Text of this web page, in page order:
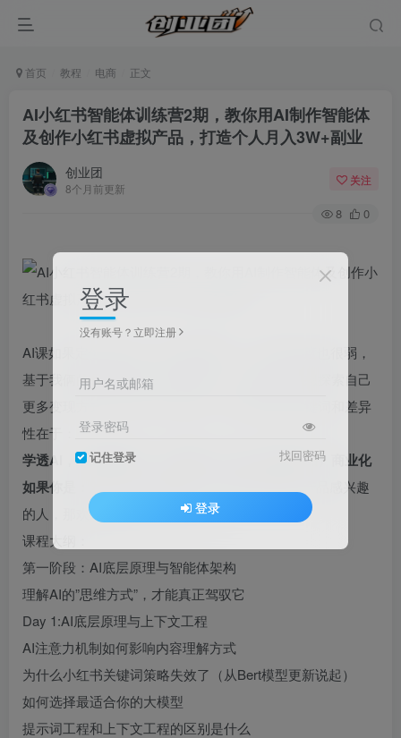
首页 教程 电商 正文
AI小红书智能体训练营2期，教你用AI制作智能体
及创作小红书虚拟产品，打造个人月入3W+副业
创业团
8个月前更新
关注
8 0
AI课如果定位在提效，其实很难量化，大家感知度也很弱，
基于我俩的优势还有大家【职场人、自媒体人和想探索自己
更多变现方式的小伙伴】的诉求，我们的课程关键词和差异
性在于：
学透AI，手搓智能体，工作提效，内容（虚拟产品）商业化
如果你是：
对AI、制作智能体、和用AI原创虚拟产品感兴趣
的人，那欢迎跟我们一起学习AI！
课程大纲：
第一阶段：AI底层原理与智能体架构
理解AI的”思维方式”，才能真正驾驭它
Day 1:AI底层原理与上下文工程
AI注意力机制如何影响内容理解方式
为什么小红书关键词策略失效了（从Bert模型更新说起）
如何选择最适合你的大模型
提示词工程和上下文工程的区别是什么
登录
没有账号？立即注册
用户名或邮箱
登录密码
记住登录 找回密码
登录